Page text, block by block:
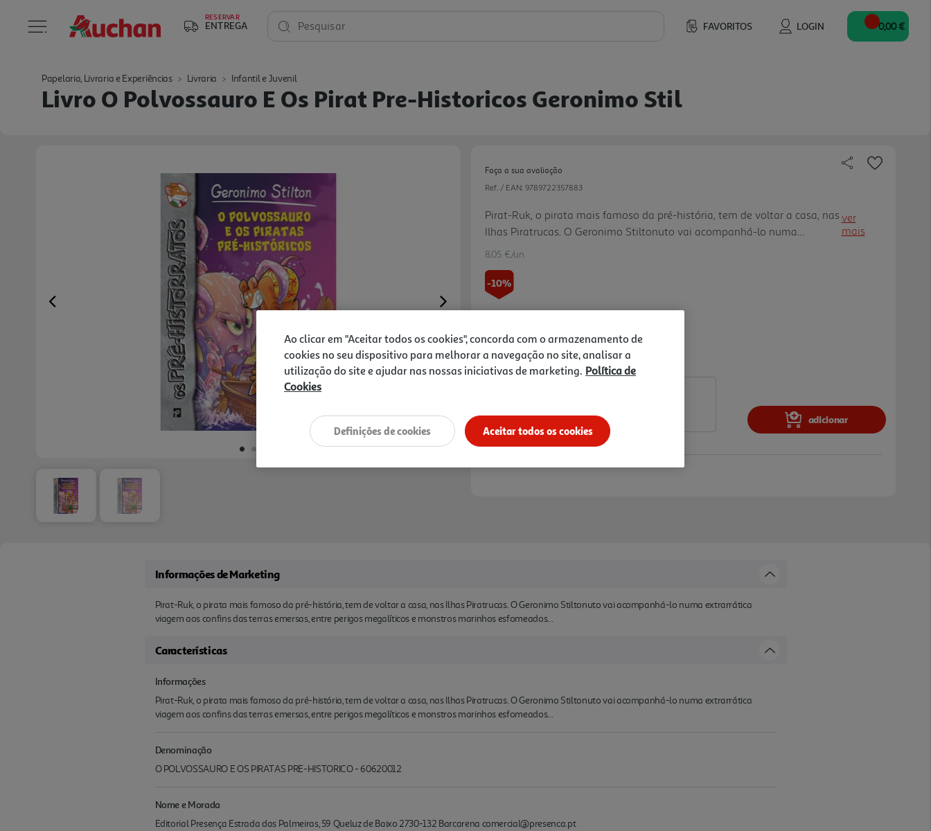
RESERVAR
ENTREGA FAVORITOS LOGIN
Pesquisar 0,00 €
Papelaria, Livraria e Experiências Livraria Infantil e Juvenil
Livro O Polvossauro E Os Pirat Pre-Historicos Geronimo Stil
Previous Next
Faça a sua avaliação
Ref. / EAN: 9789722357883
Pirat-Ruk, o pirata mais famoso da pré-história, tem de voltar a casa, nas
Ilhas Piratrucas. O Geronimo Stiltonuto vai acompanhá-lo numa
extrarrática viagem aos confins das terras emersas, entre perigos
ver
mais
8.05 €/un
-10%
8,05 €
Notas de preparação
adicionar
Informações de Marketing
Pirat-Ruk, o pirata mais famoso da pré-história, tem de voltar a casa, nas Ilhas Piratrucas. O Geronimo Stiltonuto vai acompanhá-lo numa extrarrática
viagem aos confins das terras emersas, entre perigos megalíticos e monstros marinhos esfomeados...
Características
Informações
Pirat-Ruk, o pirata mais famoso da pré-história, tem de voltar a casa, nas Ilhas Piratrucas. O Geronimo Stiltonuto vai acompanhá-lo numa extrarrática
viagem aos confins das terras emersas, entre perigos megalíticos e monstros marinhos esfomeados...
Denominação
O POLVOSSAURO E OS PIRATAS PRE-HISTORICO - 60620012
Nome e Morada
Editorial Presença Estrada das Palmeiras, 59 Queluz de Baixo 2730-132 Barcarena comercial@presenca.pt
Ao clicar em "Aceitar todos os cookies", concorda com o armazenamento de
cookies no seu dispositivo para melhorar a navegação no site, analisar a
utilização do site e ajudar nas nossas iniciativas de marketing. Política de
Cookies
Aceitar todos os cookies
Definições de cookies